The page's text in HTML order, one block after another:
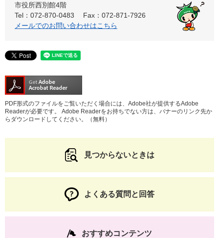
市役所西別館4階
Tel：072-870-0483
Fax：072-871-7926
メールでのお問い合わせはこちら
PDF形式のファイルをご覧いただく場合には、Adobe社が提供するAdobe
Readerが必要です。
Adobe Readerをお持ちでない方は、バナーのリンク先か
らダウンロードしてください。（無料）
見つからないときは
よくある質問と回答
おすすめコンテンツ